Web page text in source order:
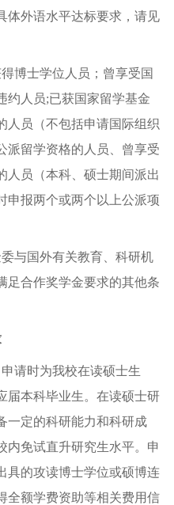
体外语水平达标要求，请见
博士学位人员；曾享受国
约人员;已获国家留学基金
人员（不包括申请国际组织
派留学资格的人员、曾享受
人员（本科、硕士期间派出
申报两个或两个以上公派项
与国外有关教育、科研机
足合作奖学金要求的其他条
请时为我校在读硕士生
届本科毕业生。在读硕士研
一定的科研能力和科研成
内免试直升研究生水平。申
具的攻读博士学位或硕博连
全额学费资助等相关费用信